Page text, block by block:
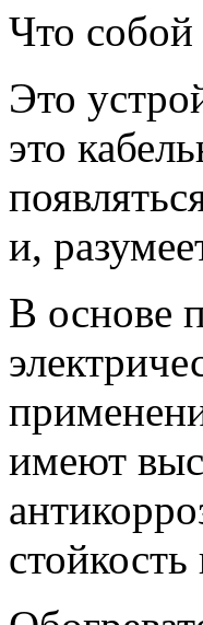
Что собой
Это
это
и,
В основе
имеют